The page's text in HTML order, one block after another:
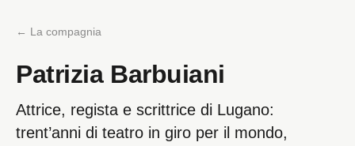
← La compagnia
Patrizia Barbuiani
Attrice, regista e scrittrice di Lugano:
trent’anni di teatro in giro per il mondo,